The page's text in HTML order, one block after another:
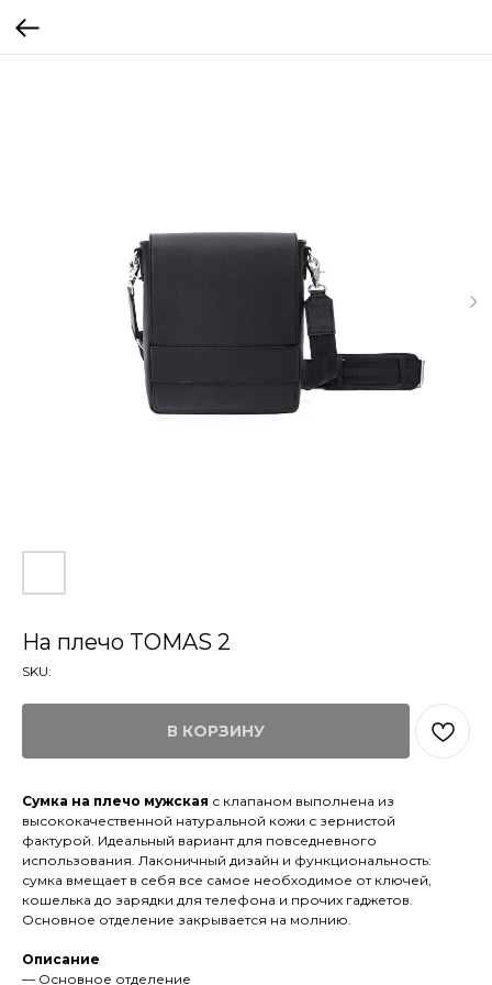
На плечо TOMAS 2
SKU:
В КОРЗИНУ
Сумка на плечо мужская с клапаном выполнена из
высококачественной натуральной кожи с зернистой
фактурой. Идеальный вариант для повседневного
использования. Лаконичный дизайн и функциональность:
сумка вмещает в себя все самое необходимое от ключей,
кошелька до зарядки для телефона и прочих гаджетов.
Основное отделение закрывается на молнию.
Описание
— Основное отделение